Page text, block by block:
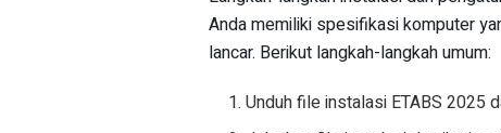
Anda memiliki spesifikasi komputer
lancar. Berikut langkah-langkah umum:
Unduh file instalasi ETABS 2025